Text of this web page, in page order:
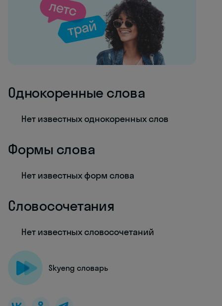
Однокоренные слова
Нет известных однокоренных слов
Формы слова
Нет известных форм слова
Словосочетания
Нет известных словосочетаний
Skyeng словарь